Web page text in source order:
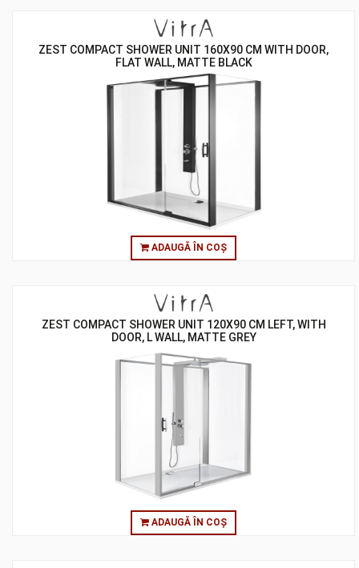
ZEST COMPACT SHOWER UNIT 160X90 CM WITH DOOR,
FLAT WALL, MATTE BLACK
ADAUGĂ ÎN COȘ
ZEST COMPACT SHOWER UNIT 120X90 CM LEFT, WITH
DOOR, L WALL, MATTE GREY
ADAUGĂ ÎN COȘ